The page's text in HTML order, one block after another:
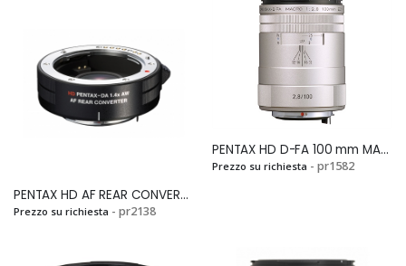
PENTAX HD AF REAR CONVERTER 1.4X AW Si
Prezzo su richiesta - pr2138
PENTAX HD D-FA 100 mm MACRO f.2,8 ED AW SILVERSi
Prezzo su richiesta - pr1582
soddisfatto! Mi sono
riparazione una Pentax